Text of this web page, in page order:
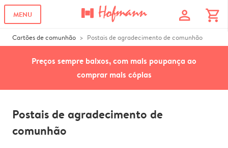
MENU profile shopping_cart
Cartões de comunhão Postais de agradecimento de comunhão
Preços sempre baixos, com mais poupança ao
comprar mais cópias
Postais de agradecimento de
comunhão